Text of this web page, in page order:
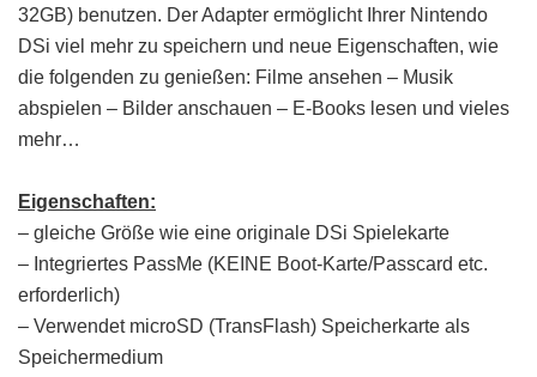
32GB) benutzen. Der Adapter ermöglicht Ihrer Nintendo
DSi viel mehr zu speichern und neue Eigenschaften, wie
die folgenden zu genießen: Filme ansehen – Musik
abspielen – Bilder anschauen – E-Books lesen und vieles
mehr…
Eigenschaften:
– gleiche Größe wie eine originale DSi Spielekarte
– Integriertes PassMe (KEINE Boot-Karte/Passcard etc.
erforderlich)
– Verwendet microSD (TransFlash) Speicherkarte als
Speichermedium